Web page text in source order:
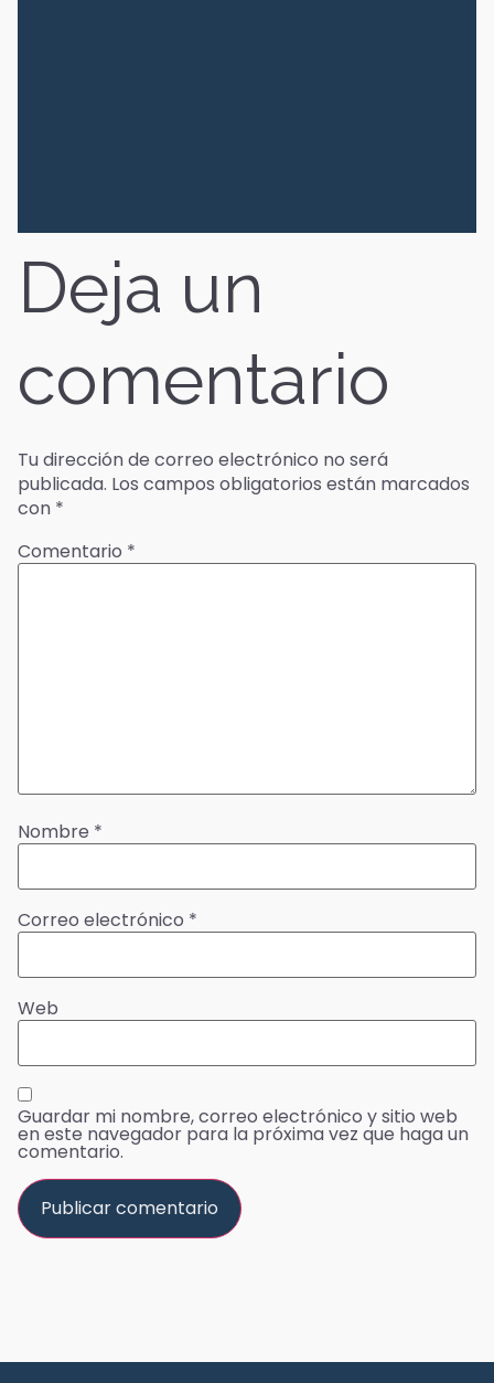
Deja un
comentario
Tu dirección de correo electrónico no será
publicada. Los campos obligatorios están marcados
con *
Comentario *
Nombre *
Correo electrónico *
Web
Guardar mi nombre, correo electrónico y sitio web
en este navegador para la próxima vez que haga un
comentario.